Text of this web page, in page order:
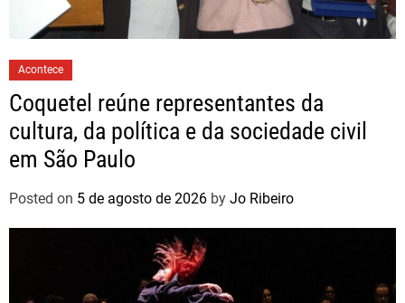
Acontece
Coquetel reúne representantes da
cultura, da política e da sociedade civil
em São Paulo
Posted on 5 de agosto de 2026 by Jo Ribeiro